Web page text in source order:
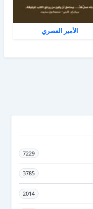
الأمير العصري
7229
3785
2014